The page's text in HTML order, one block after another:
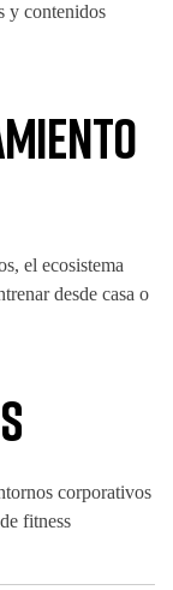
y contenidos
el ecosistema
desde casa o
corporativos
fitness